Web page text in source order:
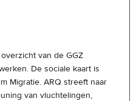
van de GGZ
De sociale kaart is
Migratie. ARQ streeft naar
van vluchtelingen,